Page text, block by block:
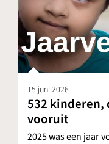
15 juni 2026
532 kinderen,
vooruit
2025 was een jaar